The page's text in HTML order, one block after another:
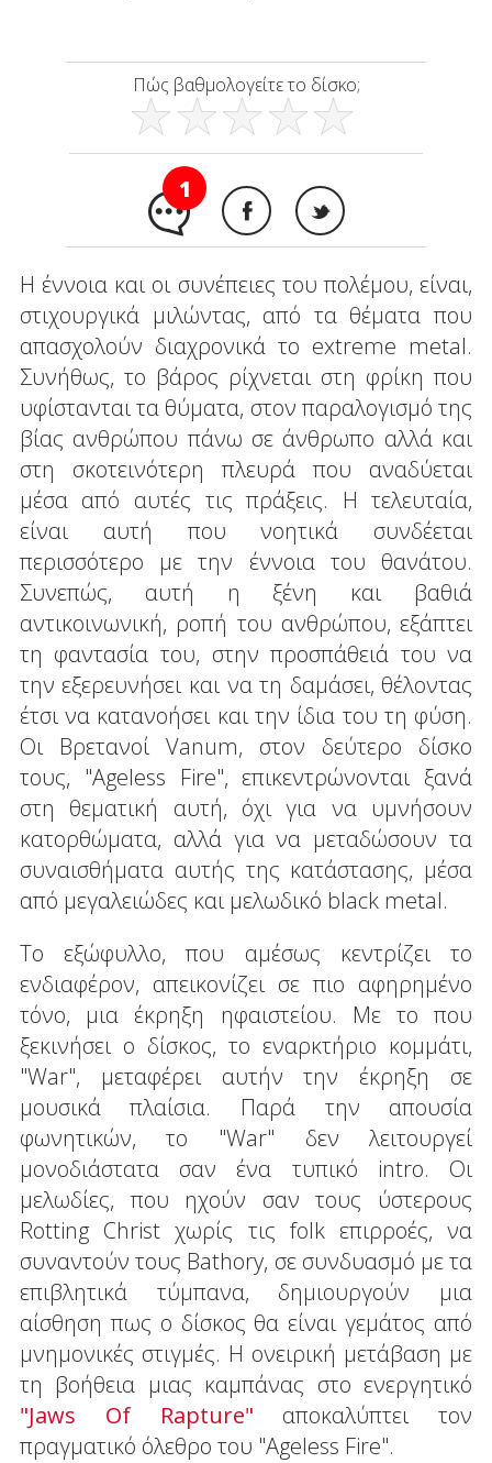
Πώς βαθμολογείτε το δίσκο;
1
Η έννοια και οι συνέπειες του πολέμου, είναι,
στιχουργικά μιλώντας, από τα θέματα που
απασχολούν διαχρονικά το extreme metal.
Συνήθως, το βάρος ρίχνεται στη φρίκη που
υφίστανται τα θύματα, στον παραλογισμό της
βίας ανθρώπου πάνω σε άνθρωπο αλλά και
στη σκοτεινότερη πλευρά που αναδύεται
μέσα από αυτές τις πράξεις. Η τελευταία,
είναι αυτή που νοητικά συνδέεται
περισσότερο με την έννοια του θανάτου.
Συνεπώς, αυτή η ξένη και βαθιά
αντικοινωνική, ροπή του ανθρώπου, εξάπτει
τη φαντασία του, στην προσπάθειά του να
την εξερευνήσει και να τη δαμάσει, θέλοντας
έτσι να κατανοήσει και την ίδια του τη φύση.
Οι Βρετανοί Vanum, στον δεύτερο δίσκο
τους, "Ageless Fire", επικεντρώνονται ξανά
στη θεματική αυτή, όχι για να υμνήσουν
κατορθώματα, αλλά για να μεταδώσουν τα
συναισθήματα αυτής της κατάστασης, μέσα
από μεγαλειώδες και μελωδικό black metal.
Το εξώφυλλο, που αμέσως κεντρίζει το
ενδιαφέρον, απεικονίζει σε πιο αφηρημένο
τόνο, μια έκρηξη ηφαιστείου. Με το που
ξεκινήσει ο δίσκος, το εναρκτήριο κομμάτι,
"War", μεταφέρει αυτήν την έκρηξη σε
μουσικά πλαίσια. Παρά την απουσία
φωνητικών, το "War" δεν λειτουργεί
μονοδιάστατα σαν ένα τυπικό intro. Οι
μελωδίες, που ηχούν σαν τους ύστερους
Rotting Christ χωρίς τις folk επιρροές, να
συναντούν τους Bathory, σε συνδυασμό με τα
επιβλητικά τύμπανα, δημιουργούν μια
αίσθηση πως ο δίσκος θα είναι γεμάτος από
μνημονικές στιγμές. Η ονειρική μετάβαση με
τη βοήθεια μιας καμπάνας στο ενεργητικό
"Jaws Of Rapture" αποκαλύπτει τον
πραγματικό όλεθρο του "Ageless Fire".